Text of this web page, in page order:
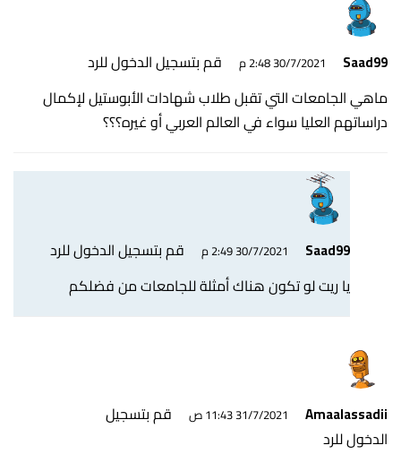
Saad99 30/7/2021 2:48 م
قم بتسجيل الدخول للرد
ماهي الجامعات التي تقبل طلاب شهادات الأبوستيل لإكمال
دراساتهم العليا سواء في العالم العربي أو غيره؟؟؟
Saad99 30/7/2021 2:49 م
قم بتسجيل الدخول للرد
يا ريت لو تكون هناك أمثلة للجامعات من فضلكم
Amaalassadii 31/7/2021 11:43 ص
قم بتسجيل
الدخول للرد